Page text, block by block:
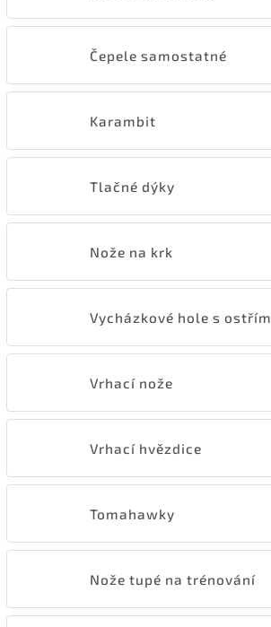
Čepele samostatné
Karambit
Tlačné dýky
Nože na krk
Vycházkové hole s ostřím
Vrhací nože
Vrhací hvězdice
Tomahawky
Nože tupé na trénování